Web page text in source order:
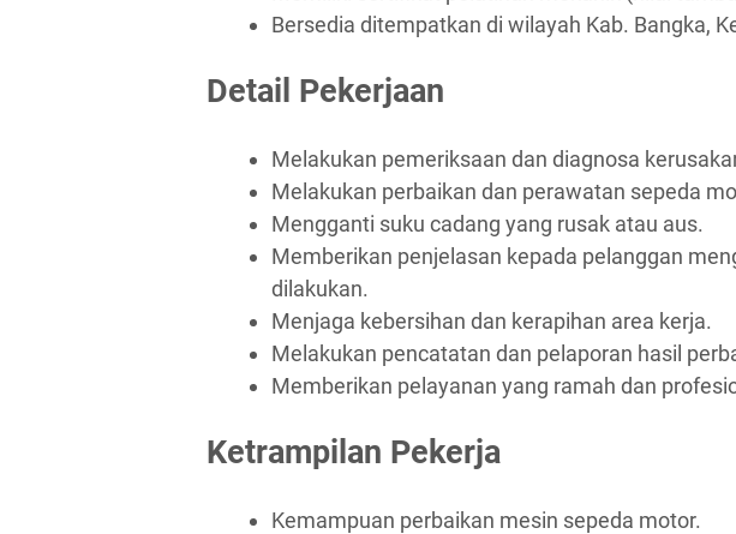
Bersedia ditempatkan di wilayah Kab. Bangka,
Detail Pekerjaan
Melakukan pemeriksaan dan diagnosa
Melakukan perbaikan dan perawatan sepeda
Mengganti suku cadang yang rusak atau aus.
Memberikan penjelasan kepada pelanggan
dilakukan.
Menjaga kebersihan dan kerapihan area kerja.
Melakukan pencatatan dan pelaporan hasil
Memberikan pelayanan yang ramah dan
Ketrampilan Pekerja
Kemampuan perbaikan mesin sepeda motor.